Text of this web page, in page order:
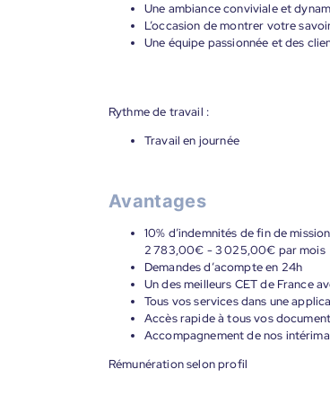
Une ambiance conviviale et
L’occasion de montrer votre
Une équipe passionnée et des
Rythme de travail :
Travail en journée
Avantages
10% d’indemnités de fin de
2 783,00€ - 3 025,00€ par mois
Demandes d’acompte en 24h
Un des meilleurs CET de France
Tous vos services dans une
Accès rapide à tous vos
Accompagnement de nos
Rémunération selon profil